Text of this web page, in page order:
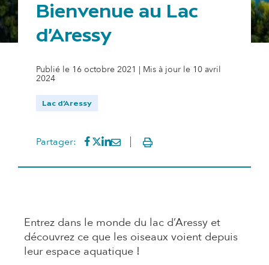
Bienvenue au Lac
d'Aressy
Publié le 16 octobre 2021 | Mis à jour le 10 avril
2024
Lac d'Aressy
Partager: Partager sur Facebook
(s'ouvre dans un nouvel onglet)
Partager sur Twitter
(s'ouvre dans un nouvel onglet)
Partager sur LinkedIn
(s'ouvre dans un nouvel onglet)
Partager par mail
(s'ouvre dans un nouvel
Imprimer
Entrez dans le monde du lac d’Aressy et
découvrez ce que les oiseaux voient depuis
leur espace aquatique !